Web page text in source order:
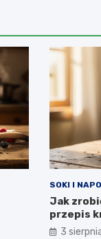
SOKI I
Jak
przepis
3